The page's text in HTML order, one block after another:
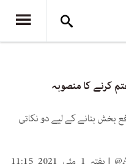
کرنے کا منصوبہ
بخش بنانے کے لیے دو نکاتی